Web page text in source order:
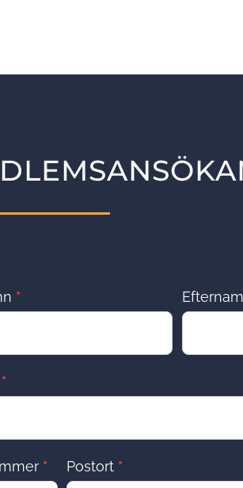
*
*
* Postort *